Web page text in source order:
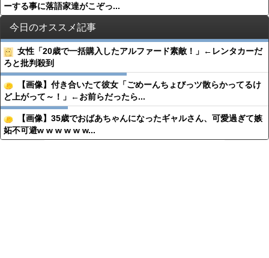
ーする事に落語家達がこぞっ...
今日のオススメ記事
女性「20歳で一括購入したアルファード素敵！」←レンタカーだ
ろと批判殺到
【画像】付き合いたて彼女「ごめーんちょびっツ散らかってるけ
ど上がって～！」←お前らだったら...
【画像】35歳でおばあちゃんになったギャルさん、可愛過ぎて嫉
妬不可避w w w w w w...